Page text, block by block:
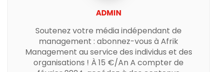
ADMIN
Soutenez votre média indépendant de
management : abonnez-vous à Afrik
Management au service des individus et des
organisations ! À 15 €/An A compter de